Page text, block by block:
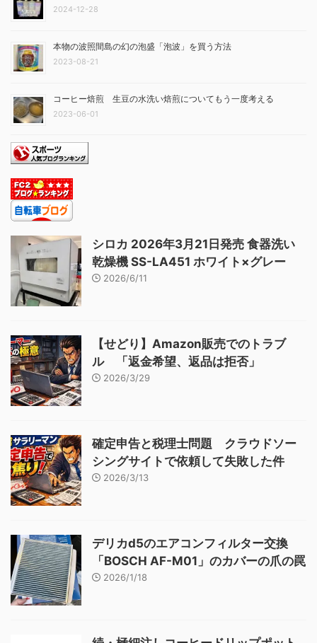
2024-12-28
本物の波照間島の幻の泡盛「泡波」を買う方法
2023-08-21
コーヒー焙煎 生豆の水洗い焙煎についてもう一度考える
2023-06-01
シロカ 2026年3月21日発売 食器洗い
乾燥機 SS-LA451 ホワイト×グレー
2026/6/11
【せどり】Amazon販売でのトラブ
ル 「返金希望、返品は拒否」
2026/3/29
確定申告と税理士問題 クラウドソー
シングサイトで依頼して失敗した件
2026/3/13
デリカd5のエアコンフィルター交換
「BOSCH AF-M01」のカバーの爪の罠
2026/1/18